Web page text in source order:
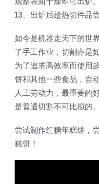
13、出炉后趁热切件品
如今是机器走天下的世
了手工作业，切割亦是
为了追求高效率而使用
饼和其他一些食品，自
人工劳动力，最重要的
是普通切割不可比拟的。
尝试制作红糖年糕饼，
糕饼！